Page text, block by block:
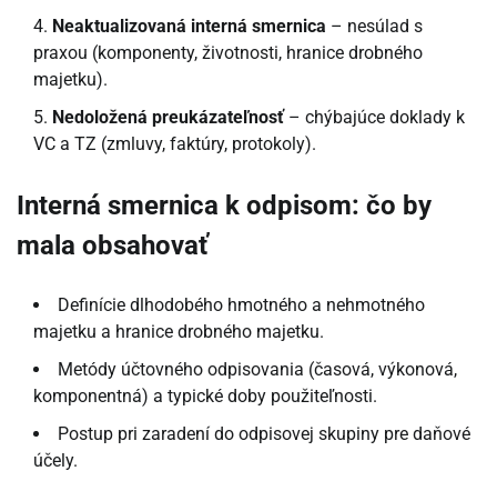
Neaktualizovaná interná smernica – nesúlad s
praxou (komponenty, životnosti, hranice drobného
majetku).
Nedoložená preukázateľnosť– chýbajúce doklady k
VC a TZ (zmluvy, faktúry, protokoly).
Interná smernica k odpisom: čo by
mala obsahovať
Definície dlhodobého hmotného a nehmotného
majetku a hranice drobného majetku.
Metódy účtovného odpisovania (časová, výkonová,
komponentná) a typické doby použiteľnosti.
Postup pri zaradení do odpisovej skupiny pre daňové
účely.